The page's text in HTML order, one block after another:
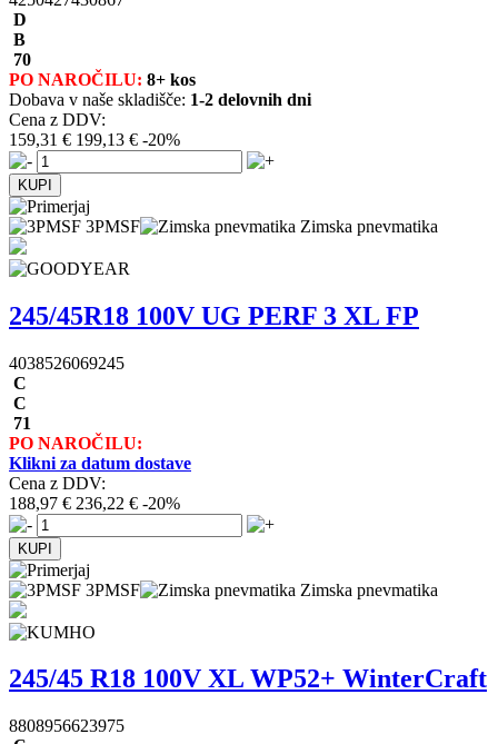
D
B
70
PO NAROČILU: 8+ kos
Dobava v naše skladišče: 1-2 delovnih dni
Cena z DDV:
159,31 € 199,13 € -20%
3PMSF Zimska pnevmatika
245/45R18 100V UG PERF 3 XL FP
4038526069245
C
C
71
PO NAROČILU:
Klikni za datum dostave
Cena z DDV:
188,97 € 236,22 € -20%
3PMSF Zimska pnevmatika
245/45 R18 100V XL WP52+ WinterCraft
8808956623975